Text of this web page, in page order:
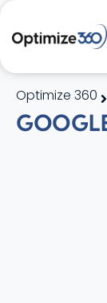
Optimize 360